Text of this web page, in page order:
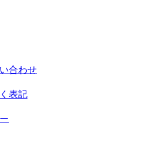
合わせ
表記